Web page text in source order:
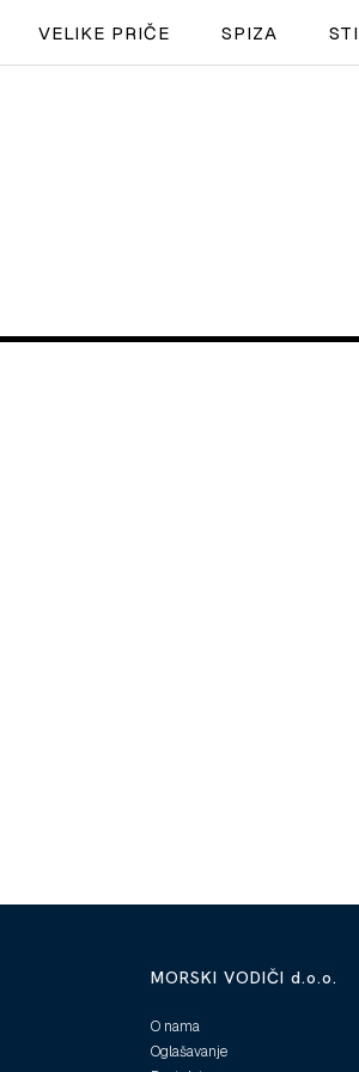
VELIKE PRIČE SPIZA
MORSKI VODIČI d.o.o.
O nama
Oglašavanje